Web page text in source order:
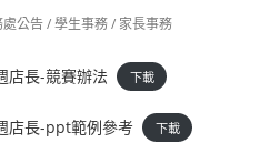
處公告/學生事務/ 家長事務
店長-競賽辦法 下載
店長-ppt範例參考 下載